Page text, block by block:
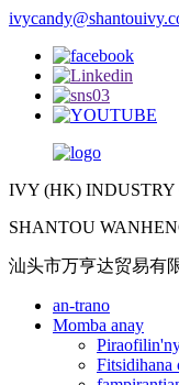
IVY (HK) INDUSTRY
SHANTOU
汕头市万亨达贸易有
an-trano
Momba anay
Fitsidihana